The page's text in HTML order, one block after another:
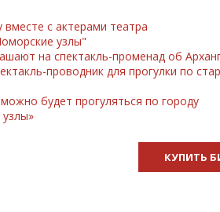
вместе с актерами театра
узлы"
на спектакль-променад об
проводник для прогулки по
будет прогуляться по городу
КУПИТЬ